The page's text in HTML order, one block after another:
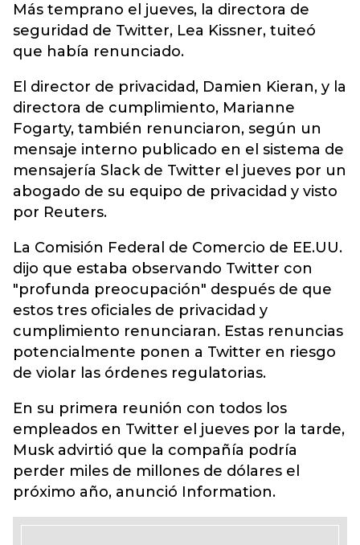
Más temprano el jueves, la directora de
seguridad de Twitter, Lea Kissner, tuiteó
que había renunciado.
El director de privacidad, Damien Kieran, y la
directora de cumplimiento, Marianne
Fogarty, también renunciaron, según un
mensaje interno publicado en el sistema de
mensajería Slack de Twitter el jueves por un
abogado de su equipo de privacidad y visto
por Reuters.
La Comisión Federal de Comercio de EE.UU.
dijo que estaba observando Twitter con
"profunda preocupación" después de que
estos tres oficiales de privacidad y
cumplimiento renunciaran. Estas renuncias
potencialmente ponen a Twitter en riesgo
de violar las órdenes regulatorias.
En su primera reunión con todos los
empleados en Twitter el jueves por la tarde,
Musk advirtió que la compañía podría
perder miles de millones de dólares el
próximo año, anunció Information.